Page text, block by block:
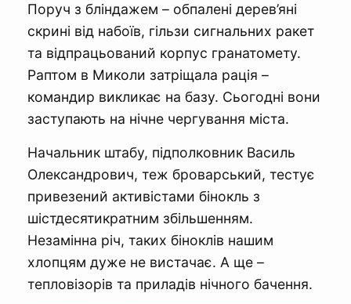
Поруч з бліндажем – обпалені дерев’яні
скрині від набоїв, гільзи сигнальних ракет
та відпрацьований корпус гранатомету.
Раптом в Миколи затріщала рація –
командир викликає на базу. Сьогодні вони
заступають на нічне чергування міста.
Начальник штабу, підполковник Василь
Олександрович, теж броварський, тестує
привезений активістами бінокль з
шістдесятикратним збільшенням.
Незамінна річ, таких біноклів нашим
хлопцям дуже не вистачає. А ще –
тепловізорів та приладів нічного бачення.